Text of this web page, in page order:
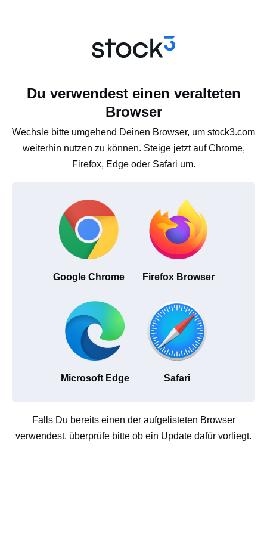
Du verwendest einen veralteten
Browser
Wechsle bitte umgehend Deinen Browser, um stock3.com
weiterhin nutzen zu können. Steige jetzt auf Chrome,
Firefox, Edge oder Safari um.
Google Chrome Firefox Browser
Microsoft Edge Safari
Falls Du bereits einen der aufgelisteten Browser
verwendest, überprüfe bitte ob ein Update dafür vorliegt.